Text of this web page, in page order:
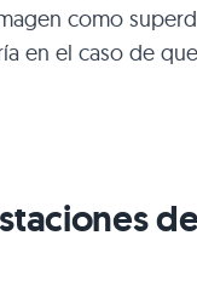
como
en el caso de